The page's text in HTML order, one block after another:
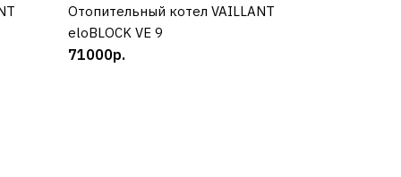
КУПИТЬ
Отопительный котел VAILLANT
eloBLOCK VE 9
71000р.